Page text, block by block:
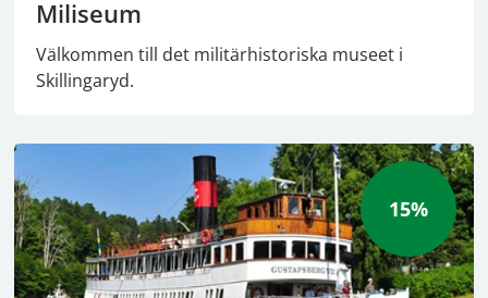
Miliseum
Välkommen till det militärhistoriska museet i
Skillingaryd.
15%